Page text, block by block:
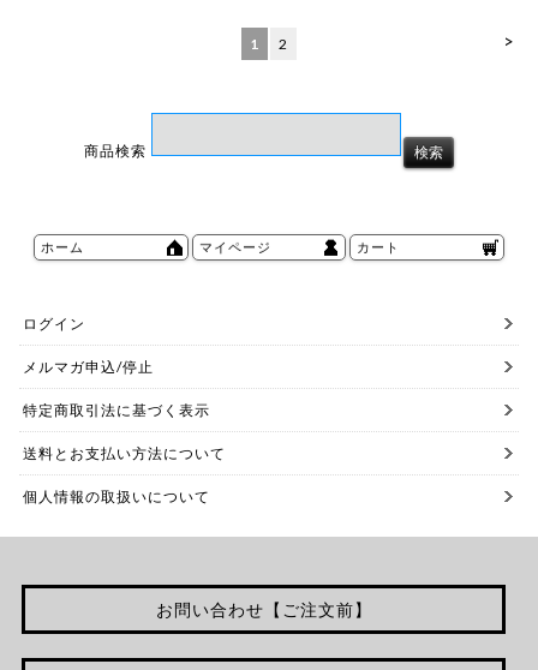
>
1 2
商品検索
ホーム マイページ カート
ログイン
メルマガ申込/停止
特定商取引法に基づく表示
送料とお支払い方法について
個人情報の取扱いについて
お問い合わせ【ご注文前】